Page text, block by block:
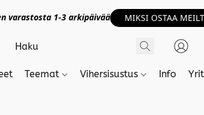
varastosta 1-3 arkipäivää MIKSI OSTAA
Teemat Vihersisustus Info